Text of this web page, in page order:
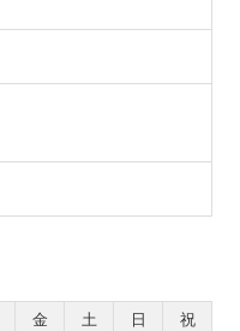
金 土 日
祝